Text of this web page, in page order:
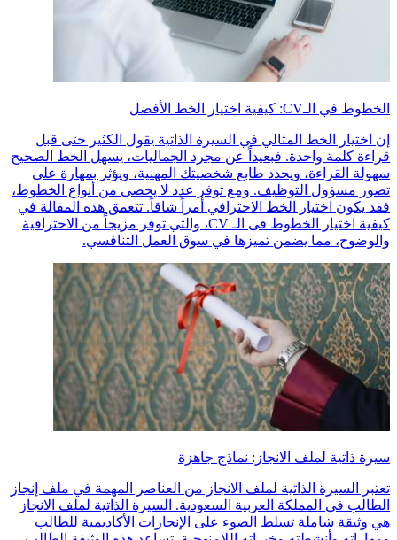
الخطوط في الـCV: كيفية اختيار الخط الأفضل
إن اختيار الخط المثالي في السيرة الذاتية يقول الكثير حتى قبل
قراءة كلمة واحدة. فبعيداً عن مجرد الجماليات، يسهل الخط الصحيح
سهولة القراءة، ويحدد طابع شخصيتك المهنية، ويؤثر بمهارة على
تصور مسؤول التوظيف. ومع توفر عدد لا يحصى من أنواع الخطوط،
فقد يكون اختيار الخط الاحترافي أمراً شاقاً. تتعمق هذه المقالة في
كيفية اختيار الخطوط فى الـ CV، والتي توفر مزيجاً من الاحترافية
والوضوح، مما يضمن تميزها في سوق العمل التنافسي.
سيرة ذاتية لملف الانجاز: نماذج جاهزة
تعتبر السيرة الذاتية لملف الانجاز من العناصر المهمة في ملف إنجاز
الطالب في المملكة العربية السعودية. السيرة الذاتية لملف الانجاز
هي وثيقة شاملة تسلط الضوء على الإنجازات الأكاديمية للطالب